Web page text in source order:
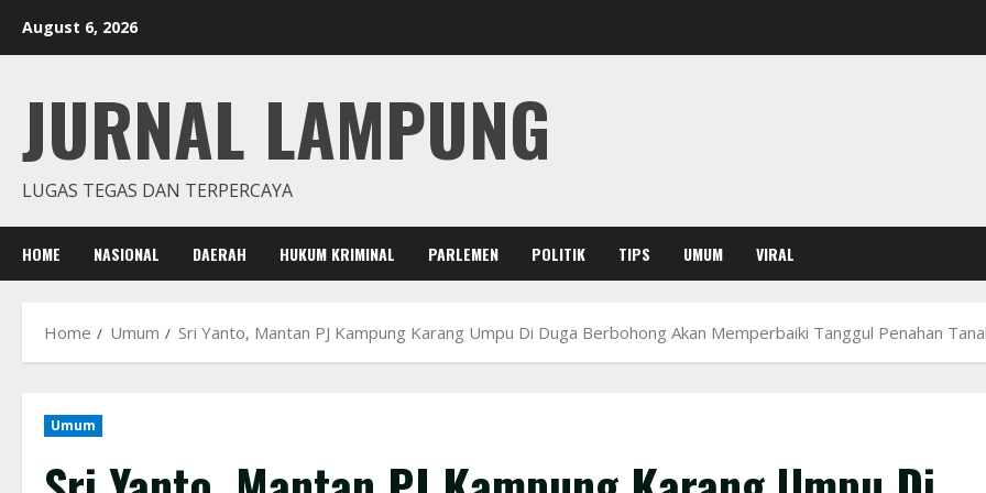
August 6, 2026
JURNAL LAMPUNG
LUGAS TEGAS DAN TERPERCAYA
HOME NASIONAL DAERAH HUKUM KRIMINAL PARLEMEN POLITIK TIPS UMUM VIRAL
Home Umum Sri Yanto, Mantan PJ Kampung Karang Umpu Di Duga Berbohong Akan Memperbaiki Tanggul Penahan
Umum